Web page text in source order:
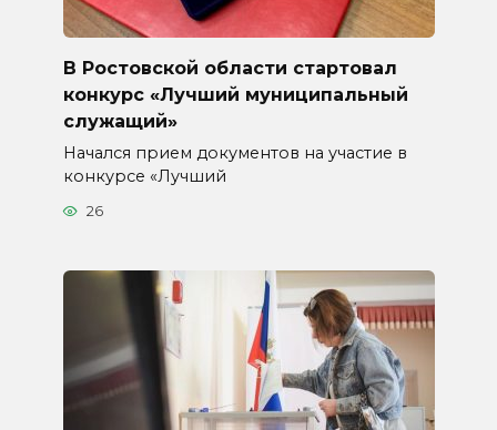
В Ростовской области стартовал
конкурс «Лучший муниципальный
служащий»
Начался прием документов на участие в
конкурсе «Лучший
26